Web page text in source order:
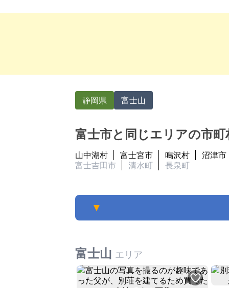
静岡県 富士山
富士市と同じエリアの市町
山中湖村 富士宮市 鳴沢村
沼津市
富士吉田市
清水町 長泉町
▼
富士山 エリア